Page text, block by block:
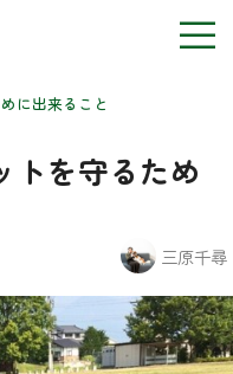
に出来ること
を守るため
三原千尋